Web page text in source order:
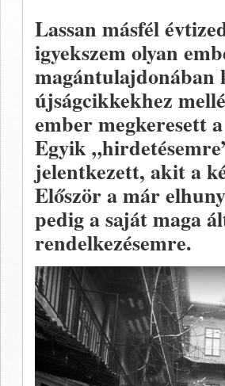
Lassan másfél
igyekszem olyan
újságcikkekhez
ember megkeresett
Egyik
jelentkezett, akit a
Először a már
pedig a saját maga
rendelkezésemre.